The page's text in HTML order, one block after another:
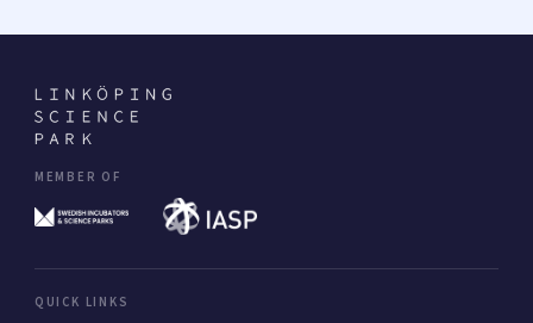
MEMBER OF
QUICK LINKS